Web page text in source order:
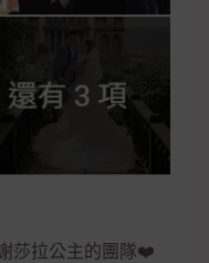
莎拉公主的團隊❤️